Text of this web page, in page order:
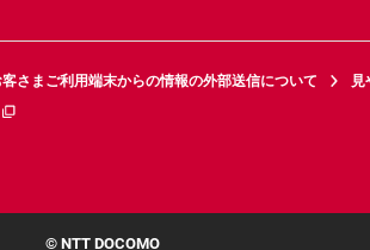
客さまご利用端末からの情報の外部送信について
見
© NTT DOCOMO